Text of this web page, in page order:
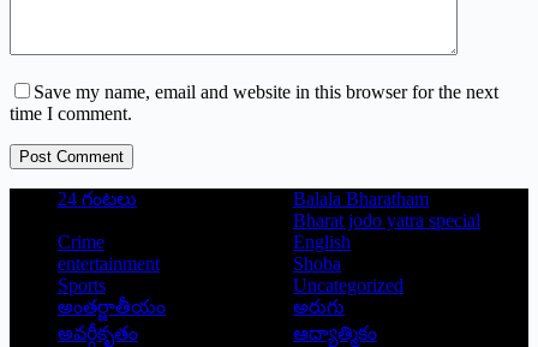
Save my name, email and website in this browser for the next
time I comment.
Post Comment
24 గంటలు
Balala Bharatham
Bharat jodo yatra special
Crime
English
entertainment
Shoba
Sports
Uncategorized
అంతర్జాతీయం
అరుగు
అవర్గీకృతం
ఆద్యాత్మికం